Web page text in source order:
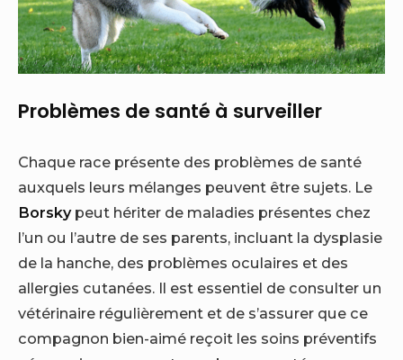
Problèmes de santé à surveiller
Chaque race présente des problèmes de santé
auxquels leurs mélanges peuvent être sujets. Le
Borskypeut hériter de maladies présentes chez
l’un ou l’autre de ses parents, incluant la dysplasie
de la hanche, des problèmes oculaires et des
allergies cutanées. Il est essentiel de consulter un
vétérinaire régulièrement et de s’assurer que ce
compagnon bien-aimé reçoit les soins préventifs